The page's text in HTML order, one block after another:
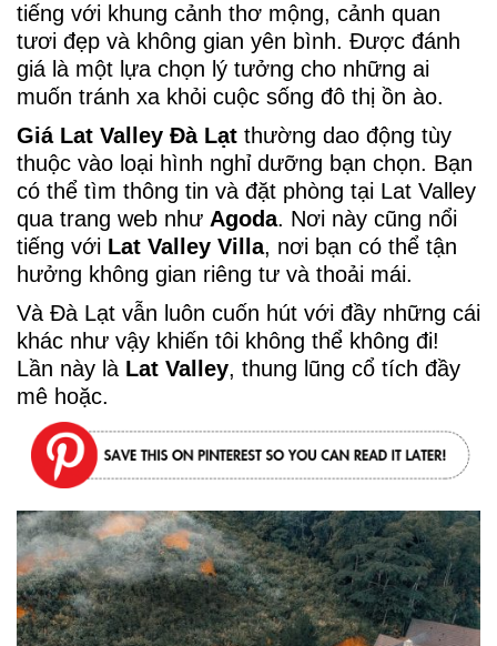
tiếng với khung cảnh thơ mộng, cảnh quan
tươi đẹp và không gian yên bình. Được đánh
giá là một lựa chọn lý tưởng cho những ai
muốn tránh xa khỏi cuộc sống đô thị ồn ào.
Giá Lat Valley Đà Lạt thường dao động tùy
thuộc vào loại hình nghỉ dưỡng bạn chọn. Bạn
có thể tìm thông tin và đặt phòng tại Lat Valley
qua trang web như Agoda. Nơi này cũng nổi
tiếng với Lat Valley Villa, nơi bạn có thể tận
hưởng không gian riêng tư và thoải mái.
Và Đà Lạt vẫn luôn cuốn hút với đầy những cái
khác như vậy khiến tôi không thể không đi!
Lần này là Lat Valley, thung lũng cổ tích đầy
mê hoặc.